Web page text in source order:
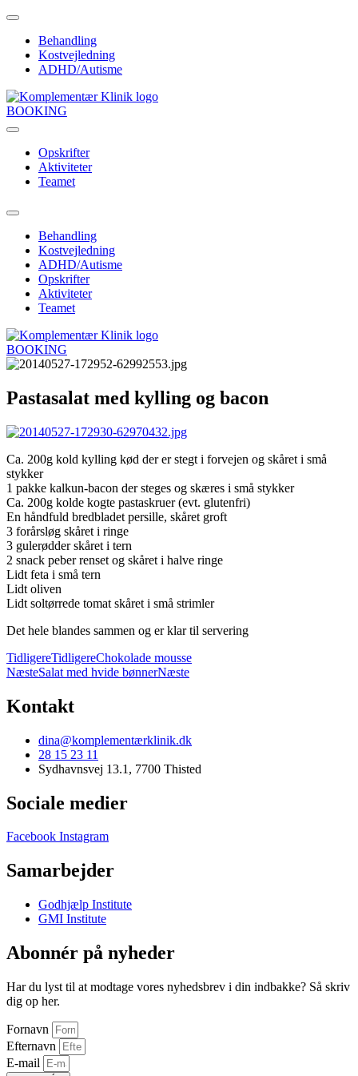
Videre
indholdBehandling
Kostvejledning
ADHD/Autisme
BOOKING
Opskrifter
Aktiviteter
Teamet
Behandling
Kostvejledning
ADHD/Autisme
Opskrifter
Aktiviteter
Teamet
BOOKING
Pastasalat med kylling og bacon
Ca. 200g kold kylling kød der er stegt i forvejen og skåret i små
stykker
1 pakke kalkun-bacon der steges og skæres i små stykker
Ca. 200g kolde kogte pastaskruer (evt. glutenfri)
En håndfuld bredbladet persille, skåret groft
3 forårsløg skåret i ringe
3 gulerødder skåret i tern
2 snack peber renset og skåret i halve ringe
Lidt feta i små tern
Lidt oliven
Lidt soltørrede tomat skåret i små strimler
Det hele blandes sammen og er klar til servering
TidligereTidligereChokolade mousse
NæsteSalat med hvide bønnerNæste
Kontakt
dina@komplementærklinik.dk
28 15 23 11
Sydhavnsvej 13.1, 7700 Thisted
Sociale medier
Facebook Instagram
Samarbejder
Godhjælp Institute
GMI Institute
Abonnér på nyheder
Har du lyst til at modtage vores nyhedsbrev i din indbakke? Så skriv
dig op her.
Fornavn
Efternavn
E-mail